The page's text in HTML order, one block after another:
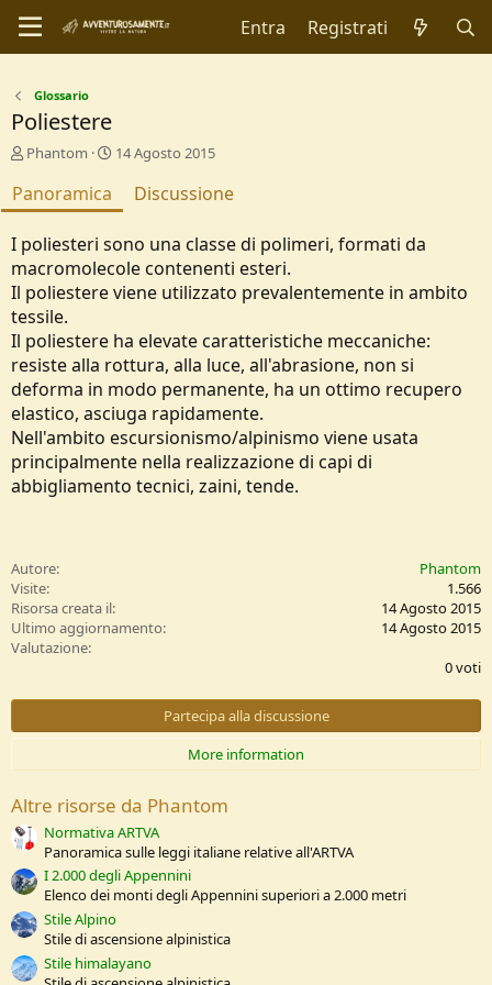
Entra Registrati
Glossario
Poliestere
A
t
o
e
Phantom
C
a
i
o
n
a
t
e
14 Agosto 2015
Panoramica Discussione
I poliesteri sono una classe di polimeri, formati da
macromolecole contenenti esteri.
Il poliestere viene utilizzato prevalentemente in ambito
tessile.
Il poliestere ha elevate caratteristiche meccaniche:
resiste alla rottura, alla luce, all'abrasione, non si
deforma in modo permanente, ha un ottimo recupero
elastico, asciuga rapidamente.
Nell'ambito escursionismo/alpinismo viene usata
principalmente nella realizzazione di capi di
abbigliamento tecnici, zaini, tende.
Autore
Phantom
Visite
1.566
Risorsa creata il
14 Agosto 2015
Ultimo aggiornamento
14 Agosto 2015
Valutazione
,
0
0
t
0 voti
Partecipa alla discussione
More information
Altre risorse da Phantom
Normativa ARTVA
Panoramica sulle leggi italiane relative all'ARTVA
I 2.000 degli Appennini
Elenco dei monti degli Appennini superiori a 2.000 metri
Stile Alpino
Stile di ascensione alpinistica
Stile himalayano